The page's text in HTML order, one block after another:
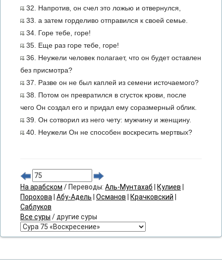
32. Напротив, он счел это ложью и отвернулся,
33. а затем горделиво отправился к своей семье.
34. Горе тебе, горе!
35. Еще раз горе тебе, горе!
36. Неужели человек полагает, что он будет оставлен
без присмотра?
37. Разве он не был каплей из семени источаемого?
38. Потом он превратился в сгусток крови, после
чего Он создал его и придал ему соразмерный облик.
39. Он сотворил из него чету: мужчину и женщину.
40. Неужели Он не способен воскресить мертвых?
На арабском / Переводы: Аль-Мунтахаб Кулиев
Порохова
Абу-Адель Османов Крачковский
Саблуков
Все суры / другие суры